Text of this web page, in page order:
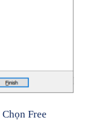
Free